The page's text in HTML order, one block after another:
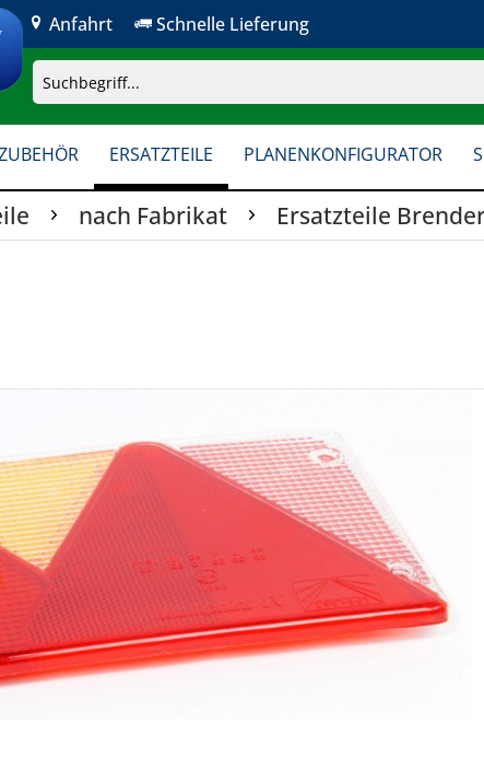
Anfahrt Schnelle Lieferung
ERSATZTEILE PLANENKONFIGURATOR
nach Fabrikat Ersatzteile